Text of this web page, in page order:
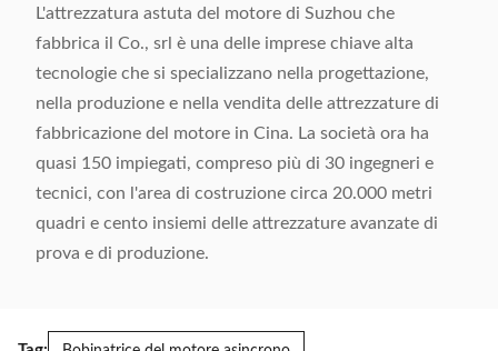
L'attrezzatura astuta del motore di Suzhou che
fabbrica il Co., srl è una delle imprese chiave alta
tecnologie che si specializzano nella progettazione,
nella produzione e nella vendita delle attrezzature di
fabbricazione del motore in Cina. La società ora ha
quasi 150 impiegati, compreso più di 30 ingegneri e
tecnici, con l'area di costruzione circa 20.000 metri
quadri e cento insiemi delle attrezzature avanzate di
prova e di produzione.